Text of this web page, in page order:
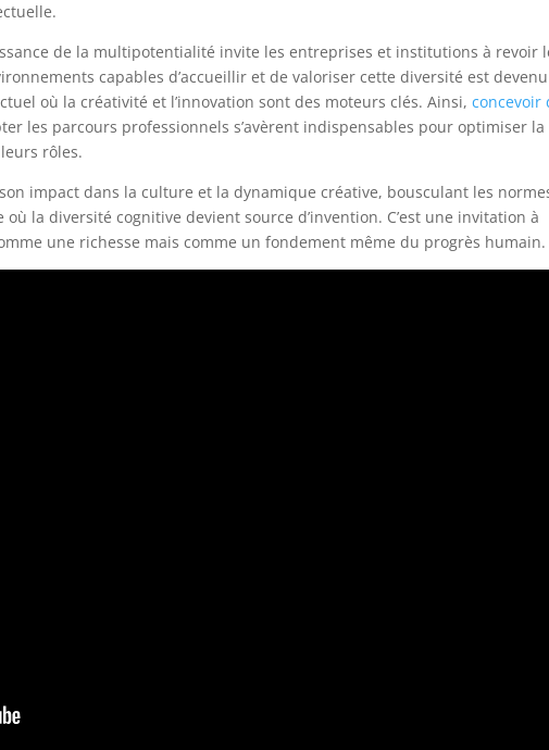
de la multipotentialité invite les entreprises et institutions à revoir
capables d’accueillir et de valoriser cette diversité est devenu
où la créativité et l’innovation sont des moteurs clés. Ainsi,concevoir
les parcours professionnels s’avèrent indispensables pour optimiser la
rôles.
impact dans la culture et la dynamique créative, bousculant les
la diversité cognitive devient source d’invention. C’est une invitation à
une richesse mais comme un fondement même du progrès humain.